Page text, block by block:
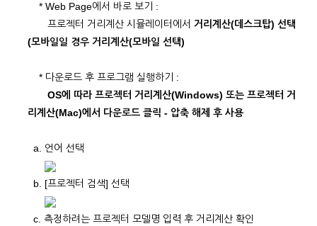
* Web Page에서 바로 보기 :
프로젝터 거리계산 시뮬레이터에서 거리계산(데스크탑) 선택
(모바일일 경우 거리계산(모바일 선택)
* 다운로드 후 프로그램 실행하기 :
OS에 따라 프로젝터 거리계산(Windows) 또는 프로젝터 거
리계산(Mac)에서 다운로드 클릭 - 압축 해제 후 사용
a. 언어 선택
b. [프로젝터 검색] 선택
c. 측정하려는 프로젝터 모델명 입력 후 거리계산 확인